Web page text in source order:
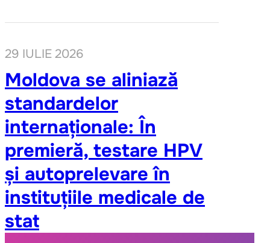
29 IULIE 2026
Moldova se aliniază
standardelor
internaționale: În
premieră, testare HPV
și autoprelevare în
instituțiile medicale de
stat